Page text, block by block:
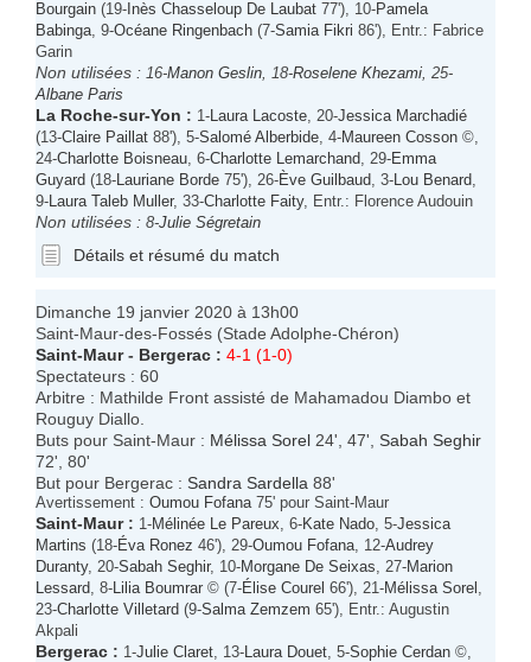
Bourgain (19- Inès Chasseloup De Laubat 77'), 10-Pamela
Babinga , 9-Océane Ringenbach (7-Samia Fikri 86'), Entr.: Fabrice
Garin
Non utilisées : 16-Manon Geslin , 18-Roselene Khezami , 25-
Albane Paris
La Roche-sur-Yon : 1- Laura Lacoste , 20-Jessica Marchadié
(13-Claire Paillat 88'), 5-Salomé Alberbide , 4-Maureen Cosson ©,
24-Charlotte Boisneau , 6-Charlotte Lemarchand , 29-Emma
Guyard (18- Lauriane Borde 75'), 26-Ève Guilbaud , 3- Lou Benard
9- Laura Taleb Muller, 33-Charlotte Faity, Entr.: Florence Audouin
Non utilisées : 8-Julie Ségretain
Détails et résumé du match
Dimanche 19 janvier 2020 à 13h00
Saint-Maur-des-Fossés (Stade Adolphe-Chéron)
Saint-Maur- Bergerac : 4-1 (1-0)
Spectateurs : 60
Arbitre : Mathilde Front assisté de Mahamadou Diambo et
Rouguy Diallo.
Buts pour Saint-Maur : Mélissa Sorel 24', 47', Sabah Seghir
72', 80'
But pour Bergerac : Sandra Sardella 88'
Avertissement : Oumou Fofana 75' pour Saint-Maur
Saint-Maur: 1-Mélinée Le Pareux , 6-Kate Nado , 5-Jessica
Martins (18-Éva Ronez 46'), 29-Oumou Fofana , 12-Audrey
Duranty, 20-Sabah Seghir, 10-Morgane De Seixas , 27-Marion
Lessard , 8- Lilia Boumrar © (7-Élise Courel 66'), 21-Mélissa Sorel
23-Charlotte Villetard (9-Salma Zemzem 65'), Entr.: Augustin
Akpali
Bergerac : 1-Julie Claret , 13- Laura Douet , 5-Sophie Cerdan ©,